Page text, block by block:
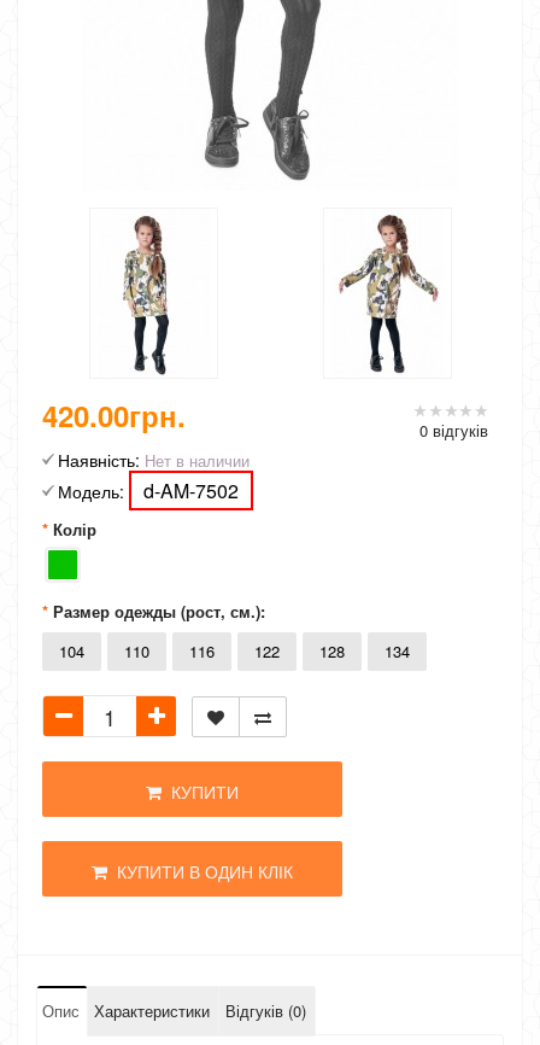
0 відгуків
420.00грн.
Наявність: Нет в наличии
Модель: d-AM-7502
Колір
Размер одежды (рост, см.):
104
110 116 122 128 134
КУПИТИ
КУПИТИ В ОДИН КЛІК
Опис Характеристики Відгуків (0)